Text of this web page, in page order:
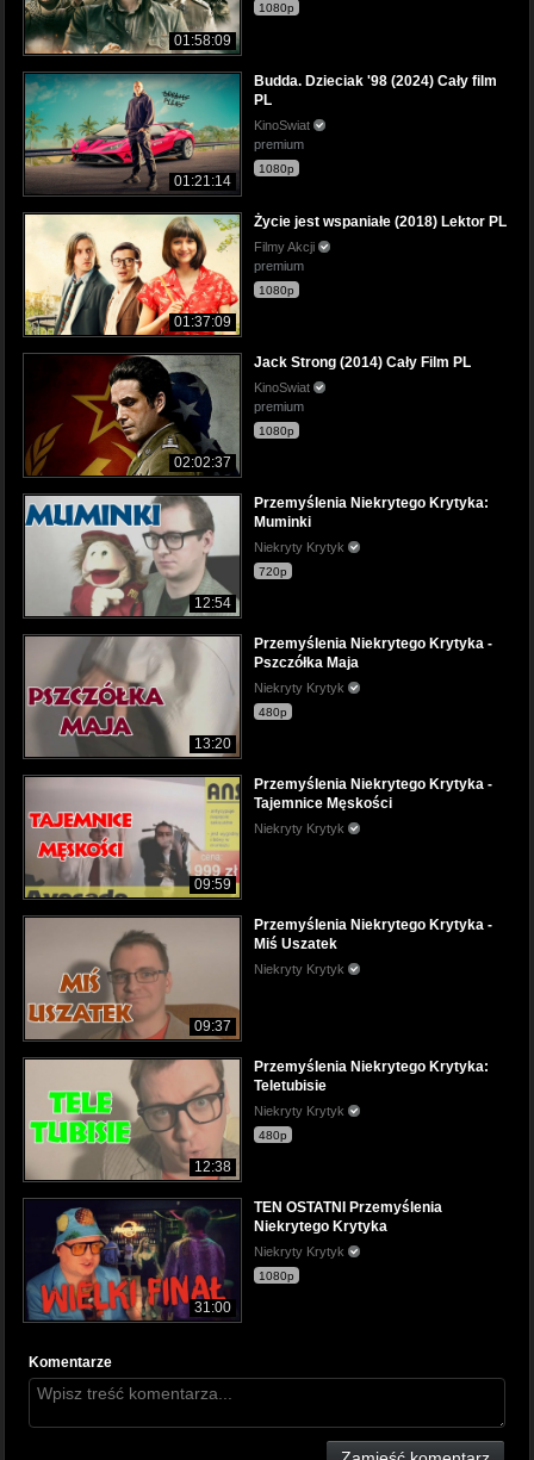
01:58:09
1080p
01:21:14
Budda. Dzieciak '98 (2024) Cały film
PL
KinoSwiat
premium
1080p
01:37:09
Życie jest wspaniałe (2018) Lektor PL
Filmy Akcji
premium
1080p
02:02:37
Jack Strong (2014) Cały Film PL
KinoSwiat
premium
1080p
12:54
Przemyślenia Niekrytego Krytyka:
Muminki
Niekryty Krytyk
720p
13:20
Przemyślenia Niekrytego Krytyka -
Pszczółka Maja
Niekryty Krytyk
480p
09:59
Przemyślenia Niekrytego Krytyka -
Tajemnice Męskości
Niekryty Krytyk
09:37
Przemyślenia Niekrytego Krytyka -
Miś Uszatek
Niekryty Krytyk
12:38
Przemyślenia Niekrytego Krytyka:
Teletubisie
Niekryty Krytyk
480p
31:00
TEN OSTATNI Przemyślenia
Niekrytego Krytyka
Niekryty Krytyk
1080p
Komentarze